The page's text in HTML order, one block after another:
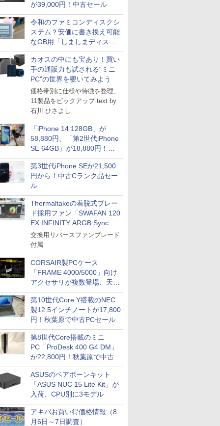
が39,000円！中古セール
令和のファミコンディスクシ
ステム？安価に書き換え可能
なGB用「しましまディスク
システム」
カオスの中にも宝あり！買い
手の通販力も試される“ミニ
PC”の世界を覗いてみよう
価格帯別に仕様や特徴を整理、
11製品をピックアップ text by
石川 ひさよし
「iPhone 14 128GB」が
58,880円、「第2世代iPhone
SE 64GB」が18,880円！中
古Bランク品セール
第3世代iPhone SEが21,500
円から！中古Cランク品セー
ル
Thermaltakeの着脱式ブレー
ド採用ファン「SWAFAN 120
EX INFINITY ARGB Sync」
に単品パッケージ
交換用リバースファンブレード
付属
CORSAIR製PCケース
「FRAME 4000/5000」向け
アクセサリが複数登場、天然
木製パネルや背面コネクタ対
応トレイなど
第10世代Core Y搭載のNEC
製12.5インチノートが17,800
円！秋葉原で中古PCセール
第8世代Core搭載のミニ
PC「ProDesk 400 G4 DM」
が22,800円！秋葉原で中古
PCセール
ASUSのベアボーンキット
「ASUS NUC 15 Lite Kit」が
入荷、CPU別に3モデル
アキバお買い得価格情報（8
月6日～7日調査）